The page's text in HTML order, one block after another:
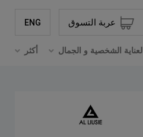
عربة التسوق ENG
العناية الشخصية و الجمال أكثر